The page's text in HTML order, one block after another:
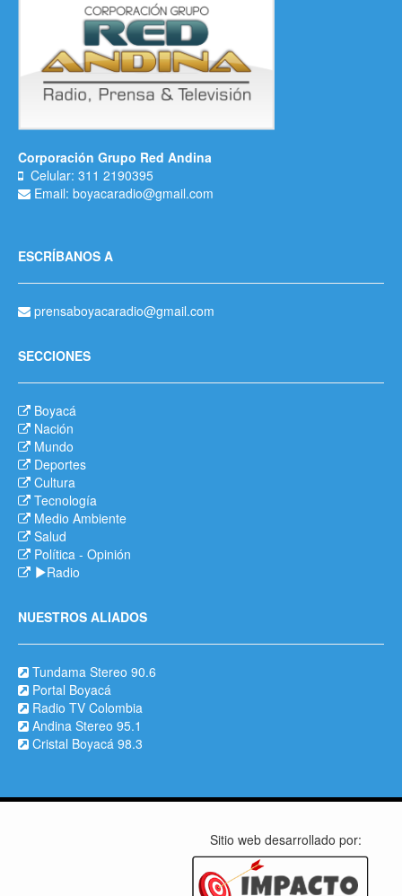
Corporación Grupo Red Andina
Celular: 311 2190395
Email: boyacaradio@gmail.com
ESCRÍBANOS A
prensaboyacaradio@gmail.com
SECCIONES
Boyacá
Nación
Mundo
Deportes
Cultura
Tecnología
Medio Ambiente
Salud
Política - Opinión
Radio
NUESTROS ALIADOS
Tundama Stereo 90.6
Portal Boyacá
Radio TV Colombia
Andina Stereo 95.1
Cristal Boyacá 98.3
Sitio web desarrollado por: